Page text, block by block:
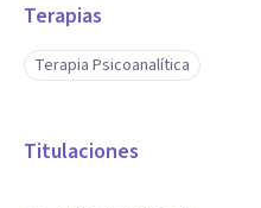
Terapias
Terapia Psicoanalítica
Titulaciones